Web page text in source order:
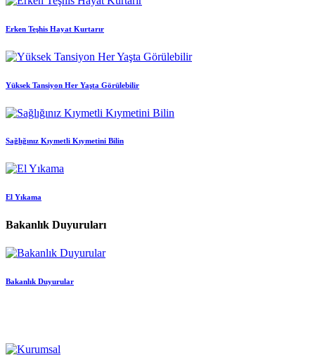
Erken Teşhis Hayat Kurtarır
Yüksek Tansiyon Her Yaşta Görülebilir
Sağlığınız Kıymetli Kıymetini Bilin
El Yıkama
Bakanlık Duyuruları
Bakanlık Duyurular